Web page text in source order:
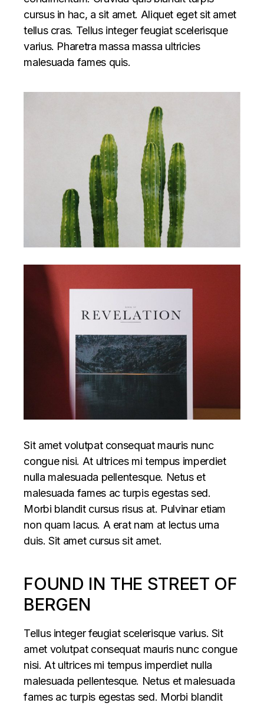
cursus in hac, a sit amet. Aliquet eget sit amet
tellus cras. Tellus integer feugiat scelerisque
varius. Pharetra massa massa ultricies
malesuada fames quis.
Sit amet volutpat consequat mauris nunc
congue nisi. At ultrices mi tempus imperdiet
nulla malesuada pellentesque. Netus et
malesuada fames ac turpis egestas sed.
Morbi blandit cursus risus at. Pulvinar etiam
non quam lacus. A erat nam at lectus urna
duis. Sit amet cursus sit amet.
FOUND IN THE STREET OF
BERGEN
Tellus integer feugiat scelerisque varius. Sit
amet volutpat consequat mauris nunc congue
nisi. At ultrices mi tempus imperdiet nulla
malesuada pellentesque. Netus et malesuada
fames ac turpis egestas sed. Morbi blandit